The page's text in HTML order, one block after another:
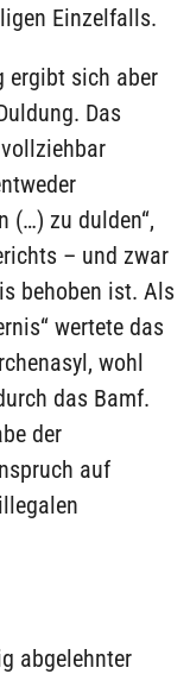
Einzelfalls.
ergibt sich aber
Das
(…) zu dulden“,
– und zwar
behoben ist. Als
wertete das
wohl
das Bamf.
der
auf
abgelehnter